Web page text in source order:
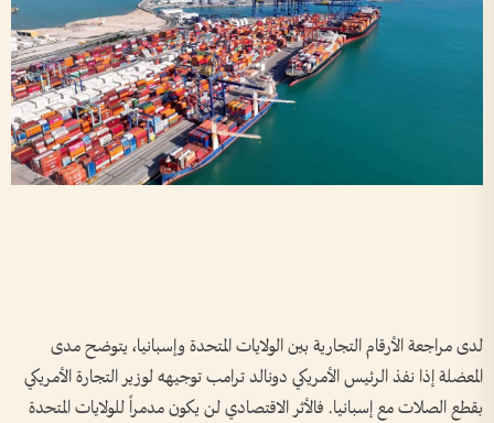
لدى مراجعة الأرقام التجارية بين الولايات المتحدة وإسبانيا، يتوضح مدى
المعضلة إذا نفذ الرئيس الأمريكي دونالد ترامب توجيهه لوزير التجارة الأمريكي
بقطع الصلات مع إسبانيا. فالأثر الاقتصادي لن يكون مدمراً للولايات المتحدة